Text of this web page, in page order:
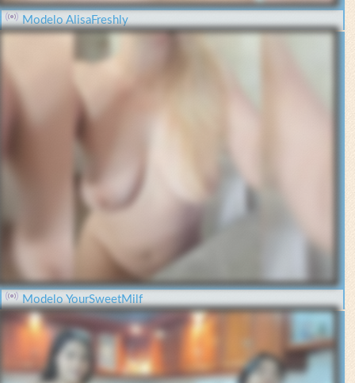
Modelo AlisaFreshly
Modelo YourSweetMilf